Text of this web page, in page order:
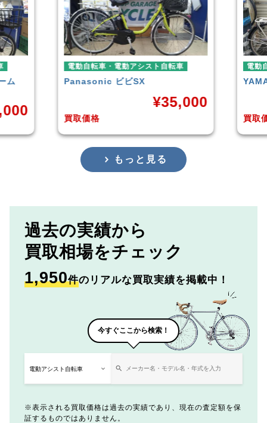
電動自転車・電動アシスト自転車
PanasonicビビSX
買取価格
35,000
電動自転
YAMAHA
買取価格
もっと見る
過去の実績から
買取相場をチェック
1,950件のリアルな買取実績を掲載中！
今すぐここから検索！
表示される買取価格は過去の実績であり、現在の査定額を保
証するものではありません。